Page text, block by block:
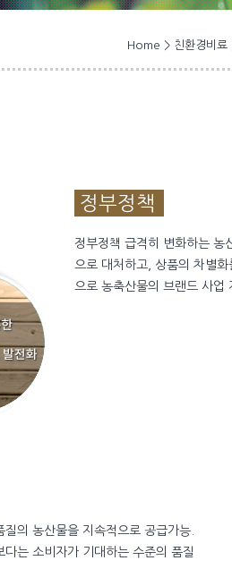
Home > 친환경비료
정부정책
정부정책 급격히 변화하는 농
으로 대처하고, 상품의 차별
으로 농축산물의 브랜드 사업
의 농산물을 지속적으로 공급가능.
는 소비자가 기대하는 수준의 품질